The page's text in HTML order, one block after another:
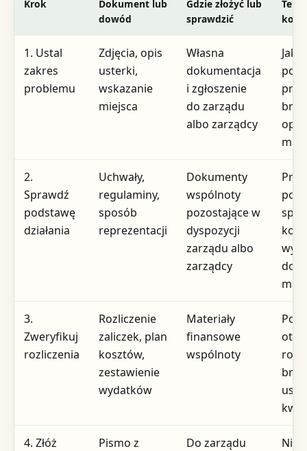
Krok
Dokument lub
dowód
Gdzie złożyć lub
sprawdzić
1. Ustal
zakres
problemu
Zdjęcia, opis
usterki,
wskazanie
miejsca
Własna
dokumentacja
i zgłoszenie
do zarządu
albo zarządcy
Jak
po
brak
2.
Sprawdź
podstawę
działania
Uchwały,
regulaminy,
sposób
reprezentacji
Dokumenty
wspólnoty
pozostające w
dyspozycji
zarządu albo
zarządcy
3.
Zweryfikuj
rozliczenia
Rozliczenie
zaliczek, plan
kosztów,
zestawienie
wydatków
Materiały
finansowe
wspólnoty
Po
4. Złóż
Pismo z
Do zarządu